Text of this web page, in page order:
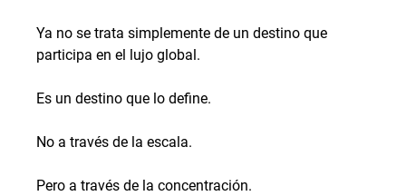
Ya no se trata simplemente de un destino que
participa en el lujo global.
Es un destino que lo define.
No a través de la escala.
Pero a través de la concentración.